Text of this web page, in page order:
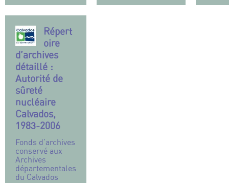
Répert
oire
d’archives
détaillé :
Autorité de
sûreté
nucléaire
Calvados,
1983-2006
Fonds d’archives
conservé aux
Archives
départementales
du Calvados